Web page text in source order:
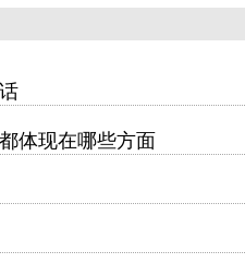
体现在哪些方面